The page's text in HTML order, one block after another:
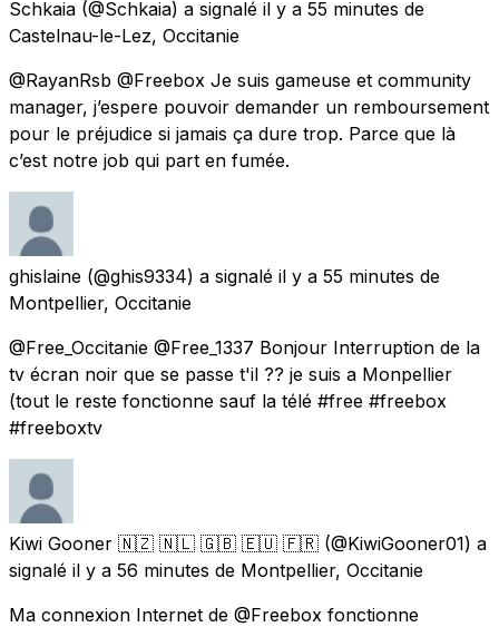
Schkaia (@Schkaia) a signalé il y a 55 minutes de
Castelnau-le-Lez, Occitanie
@RayanRsb @Freebox Je suis gameuse et community
manager, j’espere pouvoir demander un remboursement
pour le préjudice si jamais ça dure trop. Parce que là
c’est notre job qui part en fumée.
ghislaine (@ghis9334) a signalé il y a 55 minutes de
Montpellier, Occitanie
@Free_Occitanie @Free_1337 Bonjour Interruption de la
tv écran noir que se passe t'il ?? je suis a Monpellier
(tout le reste fonctionne sauf la télé #free #freebox
#freeboxtv
Kiwi Gooner 🇳🇿 🇳🇱 🇬🇧 🇪🇺 🇫🇷 (@KiwiGooner01) a
signalé il y a 56 minutes de Montpellier, Occitanie
Ma connexion Internet de @Freebox fonctionne